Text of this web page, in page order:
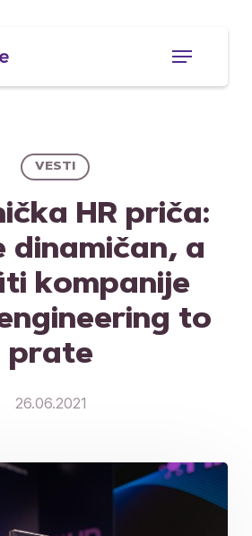
Menu
VESTI
HR priča:
dinamičan, a
kompanije
to
prate
26.06.2021